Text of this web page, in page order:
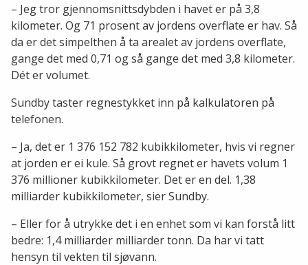
– Jeg tror gjennomsnittsdybden i havet er på 3,8
kilometer. Og 71 prosent av jordens overflate er hav. Så
da er det simpelthen å ta arealet av jordens overflate,
gange det med 0,71 og så gange det med 3,8 kilometer.
Dét er volumet.
Sundby taster regnestykket inn på kalkulatoren på
telefonen.
– Ja, det er 1 376 152 782 kubikkilometer, hvis vi regner
at jorden er ei kule. Så grovt regnet er havets volum 1
376 millioner kubikkilometer. Det er en del. 1,38
milliarder kubikkilometer, sier Sundby.
– Eller for å utrykke det i en enhet som vi kan forstå litt
bedre: 1,4 milliarder milliarder tonn. Da har vi tatt
hensyn til vekten til sjøvann.